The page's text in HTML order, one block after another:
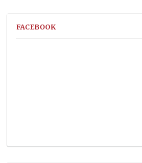
FACEBOOK